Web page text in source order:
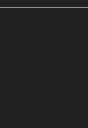
stap je